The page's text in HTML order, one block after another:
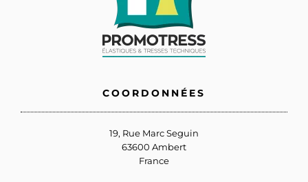
COORDONNÉES
19, Rue Marc Seguin
63600 Ambert
France